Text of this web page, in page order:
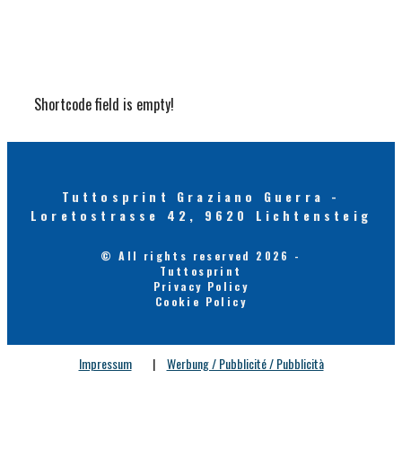
Shortcode field is empty!
Tuttosprint Graziano Guerra -
Loretostrasse 42, 9620 Lichtensteig
© All rights reserved 2026 -
Tuttosprint
Privacy Policy
Cookie Policy
Impressum | Werbung / Pubblicité / Pubblicità